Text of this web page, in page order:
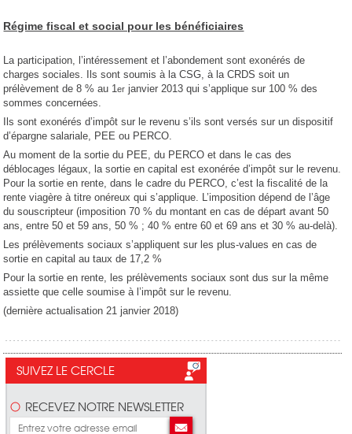
Régime fiscal et social pour les bénéficiaires
La participation, l’intéressement et l’abondement sont exonérés de
charges sociales. Ils sont soumis à la CSG, à la CRDS soit un
prélèvement de 8 % au 1er janvier 2013 qui s’applique sur 100 % des
sommes concernées.
Ils sont exonérés d’impôt sur le revenu s’ils sont versés sur un dispositif
d’épargne salariale, PEE ou PERCO.
Au moment de la sortie du PEE, du PERCO et dans le cas des
déblocages légaux, la sortie en capital est exonérée d’impôt sur le revenu.
Pour la sortie en rente, dans le cadre du PERCO, c’est la fiscalité de la
rente viagère à titre onéreux qui s’applique. L’imposition dépend de l’âge
du souscripteur (imposition 70 % du montant en cas de départ avant 50
ans, entre 50 et 59 ans, 50 % ; 40 % entre 60 et 69 ans et 30 % au-delà).
Les prélèvements sociaux s’appliquent sur les plus-values en cas de
sortie en capital au taux de 17,2 %
Pour la sortie en rente, les prélèvements sociaux sont dus sur la même
assiette que celle soumise à l’impôt sur le revenu.
(dernière actualisation 21 janvier 2018)
SUIVEZ LE CERCLE
RECEVEZ NOTRE NEWSLETTER